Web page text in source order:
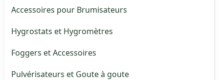
Accessoires pour Brumisateurs
Hygrostats et Hygromètres
Foggers et Accessoires
Pulvérisateurs et Goute à goute